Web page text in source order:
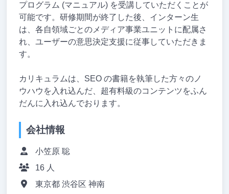
プログラム (マニュアル) を受講していただくことが
可能です。研修期間が終了した後、インターン生
は、各自領域ごとのメディア事業ユニットに配属さ
れ、ユーザーの意思決定支援に従事していただきま
す。
カリキュラムは、SEO の書籍を執筆した方々のノ
ウハウを入れ込んだ、超有料級のコンテンツをふん
だんに入れ込んでおります。
会社情報
小笠原 聡
16 人
東京都 渋谷区 神南